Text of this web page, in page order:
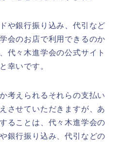
や銀行振り込み、代引など
会のお店で利用できるのか
代々木進学会の公式サイト
幸いです。
考えられるそれらの支払い
させていただきますが、あ
ることは、代々木進学会の
銀行振り込み、代引などの